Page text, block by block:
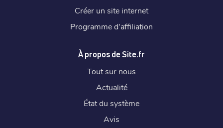
Créer un site internet
Programme d'affiliation
À propos de Site.fr
Tout sur nous
Actualité
État du système
Avis